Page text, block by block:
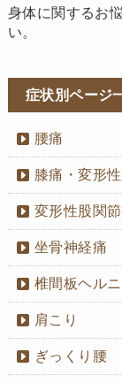
身体に関するお
い。
症状別ページ
腰痛
膝痛・変形
変形性股関
坐骨神経痛
椎間板ヘル
肩こり
ぎっくり腰